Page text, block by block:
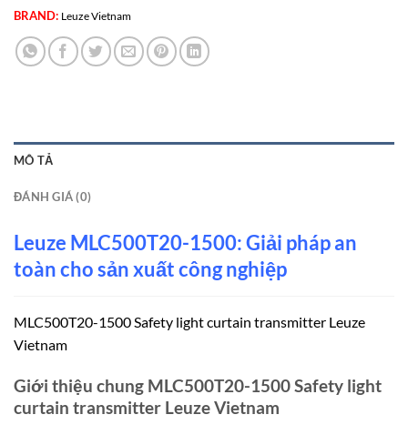
BRAND: Leuze Vietnam
MÔ TẢ
ĐÁNH GIÁ (0)
Leuze MLC500T20-1500: Giải pháp an
toàn cho sản xuất công nghiệp
MLC500T20-1500 Safety light curtain transmitter Leuze
Vietnam
Giới thiệu chung MLC500T20-1500 Safety light
curtain transmitter Leuze Vietnam